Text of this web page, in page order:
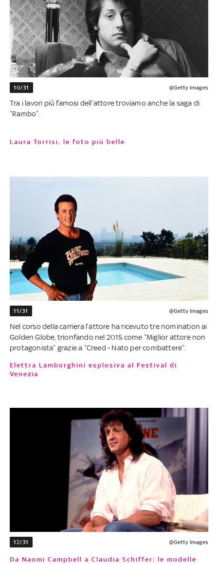
10/31 @Getty Images
Tra i lavori più famosi dell’attore troviamo anche la saga di
“Rambo”.
Laura Torrisi, le foto più belle
11/31 @Getty Images
Nel corso della carriera l’attore ha ricevuto tre nomination ai
Golden Globe, trionfando nel 2015 come “Miglior attore non
protagonista” grazie a “Creed - Nato per combattere”.
Elettra Lamborghini esplosiva al Festival di
Venezia
12/31 @Getty Images
Da Naomi Campbell a Claudia Schiffer: le modelle